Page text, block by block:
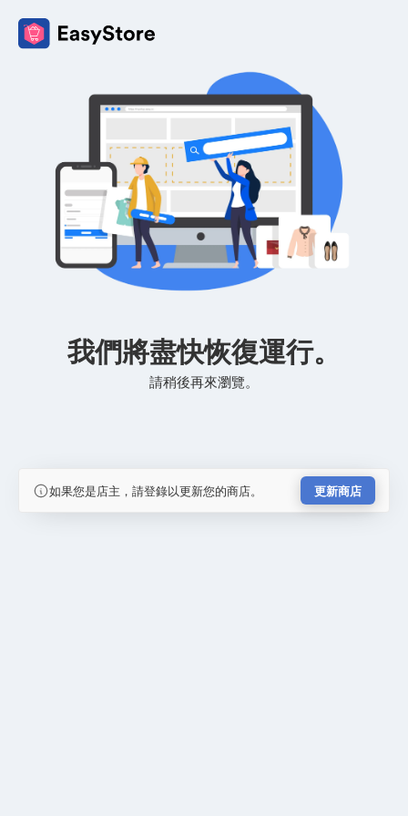
我們將盡快恢復運行。
請稍後再來瀏覽。
如果您是店主，請登錄以更新您的商店。 更新商店